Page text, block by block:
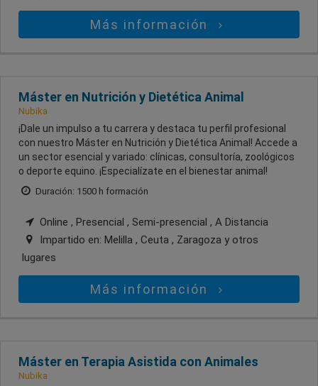
Más información
Máster en Nutrición y Dietética Animal
Nubika
¡Dale un impulso a tu carrera y destaca tu perfil profesional
con nuestro Máster en Nutrición y Dietética Animal! Accede a
un sector esencial y variado: clínicas, consultoría, zoológicos
o deporte equino. ¡Especialízate en el bienestar animal!
Duración: 1500 h formación
Online , Presencial , Semi-presencial , A Distancia
Impartido en: Melilla , Ceuta , Zaragoza y otros
lugares
Más información
Máster en Terapia Asistida con Animales
Nubika